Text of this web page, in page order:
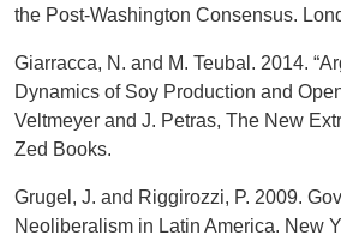
the Post-Washington Consensus.
Giarracca, N. and M. Teubal. 2014.
Dynamics of Soy Production and
Veltmeyer and J. Petras, The New
Zed Books.
Grugel, J. and Riggirozzi, P. 2009.
Neoliberalism in Latin America. New